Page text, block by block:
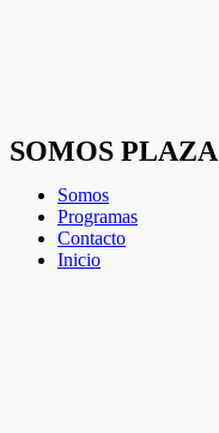
SOMOS
Somos
Programas
Contacto
Inicio